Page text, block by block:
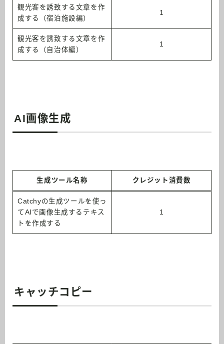
観光客を誘致する文章を作
成する（宿泊施設編）
1
観光客を誘致する文章を作
成する（自治体編）
1
AI画像生成
生成ツール名称 クレジット消費数
Catchyの生成ツールを使っ
てAIで画像生成するテキス
トを作成する
1
キャッチコピー